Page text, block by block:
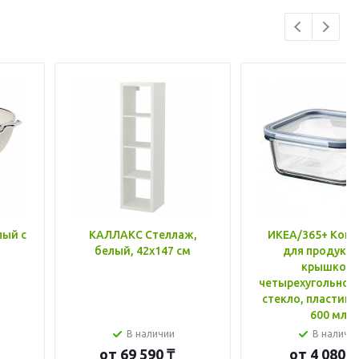
с
КАЛЛАКС Стеллаж,
белый, 42x147 см
В наличии
от 69 590 ₸
ИКЕА/365+
для
крышкой,
стекло, пластик
600 мл
В
от 4 080 ₸